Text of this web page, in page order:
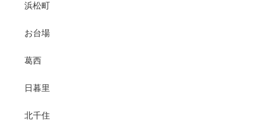
浜松町
お台場
葛西
日暮里
北千住